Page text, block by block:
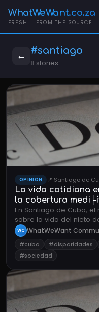
WhatWeWant.co.za
FRESH ... FROM THE SOURCE
← #santiago
8 stories
OPINION 📍 Santiago de
La vida cotidiana
la cobertura
En Santiago de Cuba,
sobre la vida del nieto
disparidades
WC WhatWeWant
#cuba #disparidades
#sociedad